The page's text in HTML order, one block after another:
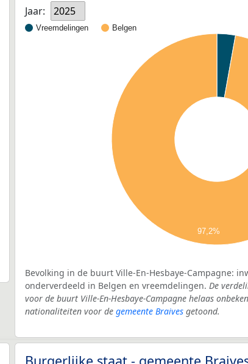
Jaar:
2025
Vreemdelingen Belgen
97,2%
Bevolking in de buurt Ville-En-Hesbaye-Campagne:
onderverdeeld in Belgen en vreemdelingen. De
voor de buurt Ville-En-Hesbaye-Campagne helaas
nationaliteiten voor de gemeente Braives getoond.
Burgerlijke staat - gemeente